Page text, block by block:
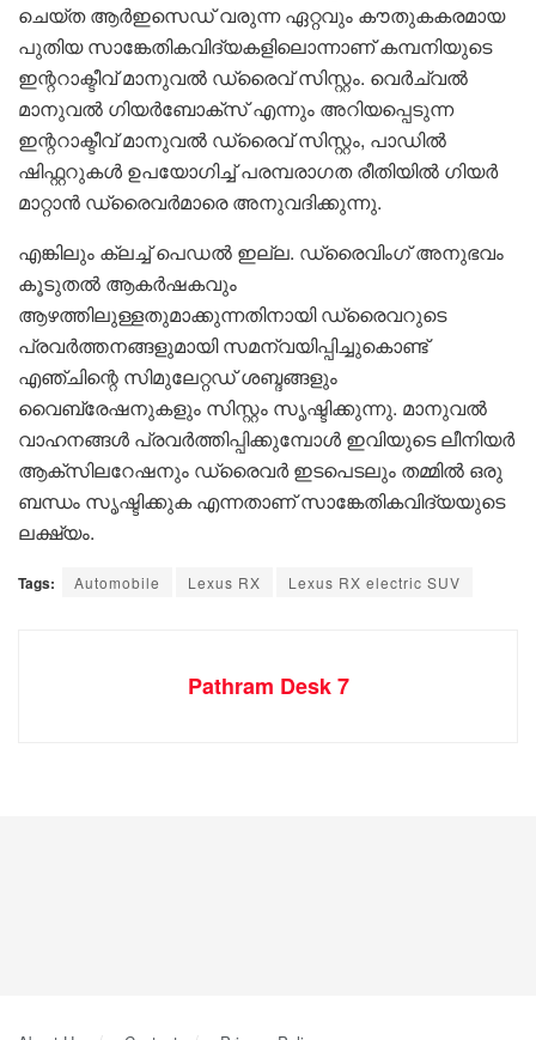
ചെയ്ത ആര്‍ഇസെഡ് വരുന്ന ഏറ്റവും കൗതുകകരമായ
പുതിയ സാങ്കേതികവിദ്യകളിലൊന്നാണ് കമ്പനിയുടെ
ഇന്ററാക്ടീവ് മാനുവല്‍ ഡ്രൈവ് സിസ്റ്റം. വെര്‍ച്വല്‍
മാനുവല്‍ ഗിയര്‍ബോക്സ് എന്നും അറിയപ്പെടുന്ന
ഇന്ററാക്ടീവ് മാനുവല്‍ ഡ്രൈവ് സിസ്റ്റം, പാഡില്‍
ഷിഫ്റ്ററുകള്‍ ഉപയോഗിച്ച് പരമ്പരാഗത രീതിയില്‍ ഗിയര്‍
മാറ്റാന്‍ ഡ്രൈവര്‍മാരെ അനുവദിക്കുന്നു.
എങ്കിലും ക്ലച്ച് പെഡല്‍ ഇല്ല. ഡ്രൈവിംഗ് അനുഭവം
കൂടുതല്‍ ആകര്‍ഷകവും
ആഴത്തിലുള്ളതുമാക്കുന്നതിനായി ഡ്രൈവറുടെ
പ്രവര്‍ത്തനങ്ങളുമായി സമന്വയിപ്പിച്ചുകൊണ്ട്
എഞ്ചിന്റെ സിമുലേറ്റഡ് ശബ്ദങ്ങളും
വൈബ്രേഷനുകളും സിസ്റ്റം സൃഷ്ടിക്കുന്നു. മാനുവല്‍
വാഹനങ്ങള്‍ പ്രവര്‍ത്തിപ്പിക്കുമ്പോള്‍ ഇവിയുടെ ലീനിയര്‍
ആക്സിലറേഷനും ഡ്രൈവര്‍ ഇടപെടലും തമ്മില്‍ ഒരു
ബന്ധം സൃഷ്ടിക്കുക എന്നതാണ് സാങ്കേതികവിദ്യയുടെ
ലക്ഷ്യം.
Tags: Automobile Lexus RX Lexus RX electric SUV
Pathram Desk 7